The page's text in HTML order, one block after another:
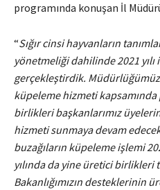
programında konuşan İl
“Sığır cinsi hayvanların
yönetmeliği dahilinde 2021
gerçekleştirdik. Müdürlüğümüz
küpeleme hizmeti
birlikleri başkanlarımız
hizmeti sunmaya devam
buzağıların küpeleme işlemi
yılında da yine üretici birlikleri
Bakanlığımızın desteklerinin